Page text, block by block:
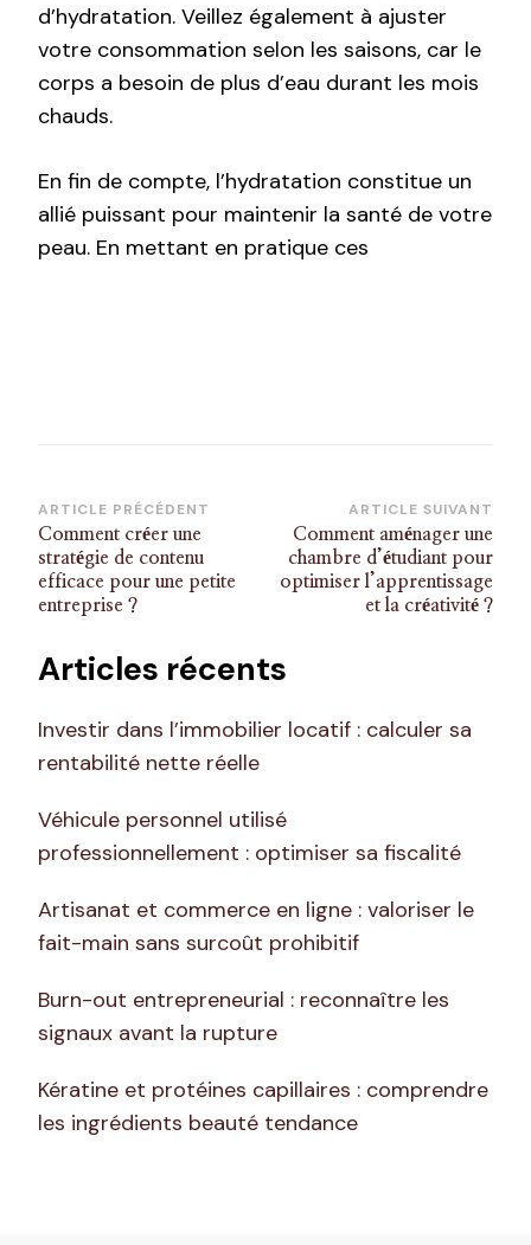
d’hydratation. Veillez également à ajuster
votre consommation selon les saisons, car le
corps a besoin de plus d’eau durant les mois
chauds.
En fin de compte, l’hydratation constitue un
allié puissant pour maintenir la santé de votre
peau. En mettant en pratique ces
Navigation
d’article
ARTICLE PRÉCÉDENT
Comment créer une
stratégie de contenu
efficace pour une petite
entreprise ?
ARTICLE SUIVANT
Comment aménager une
chambre d’étudiant pour
optimiser l’apprentissage
et la créativité ?
Articles récents
Investir dans l’immobilier locatif : calculer sa
rentabilité nette réelle
Véhicule personnel utilisé
professionnellement : optimiser sa fiscalité
Artisanat et commerce en ligne : valoriser le
fait-main sans surcoût prohibitif
Burn-out entrepreneurial : reconnaître les
signaux avant la rupture
Kératine et protéines capillaires : comprendre
les ingrédients beauté tendance